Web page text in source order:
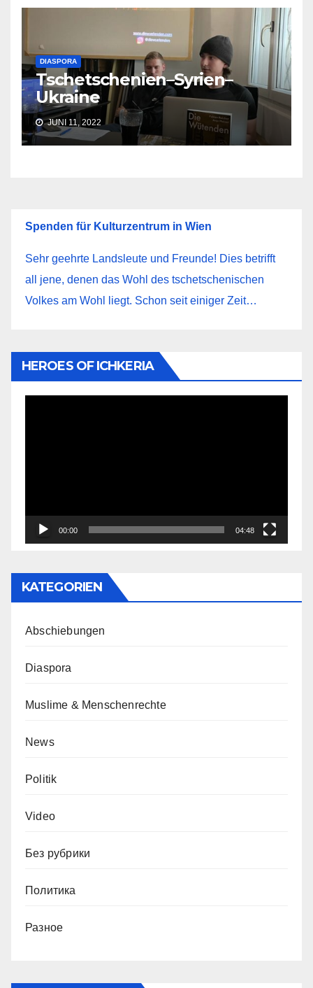
DIASPORA
Tschetschenien–Syrien–
Ukraine
JUNI 11, 2022
Spenden für Kulturzentrum in Wien
Sehr geehrte Landsleute und Freunde! Dies betrifft
all jene, denen das Wohl des tschetschenischen
Volkes am Wohl liegt. Schon seit einiger Zeit…
HEROES OF ICHKERIA
00:00 04:48
KATEGORIEN
Abschiebungen
Diaspora
Muslime & Menschenrechte
News
Politik
Video
Без рубрики
Политика
Разное